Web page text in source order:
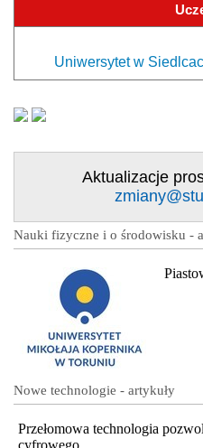
Uniwersytet w
Aktualizacje
Nauki fizyczne i o środowisku -
Nowe technologie - artykuły
Przełomowa technologia
cyfrowego